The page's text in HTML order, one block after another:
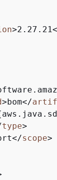
>2.27.21
>bom</
type>
</scope>